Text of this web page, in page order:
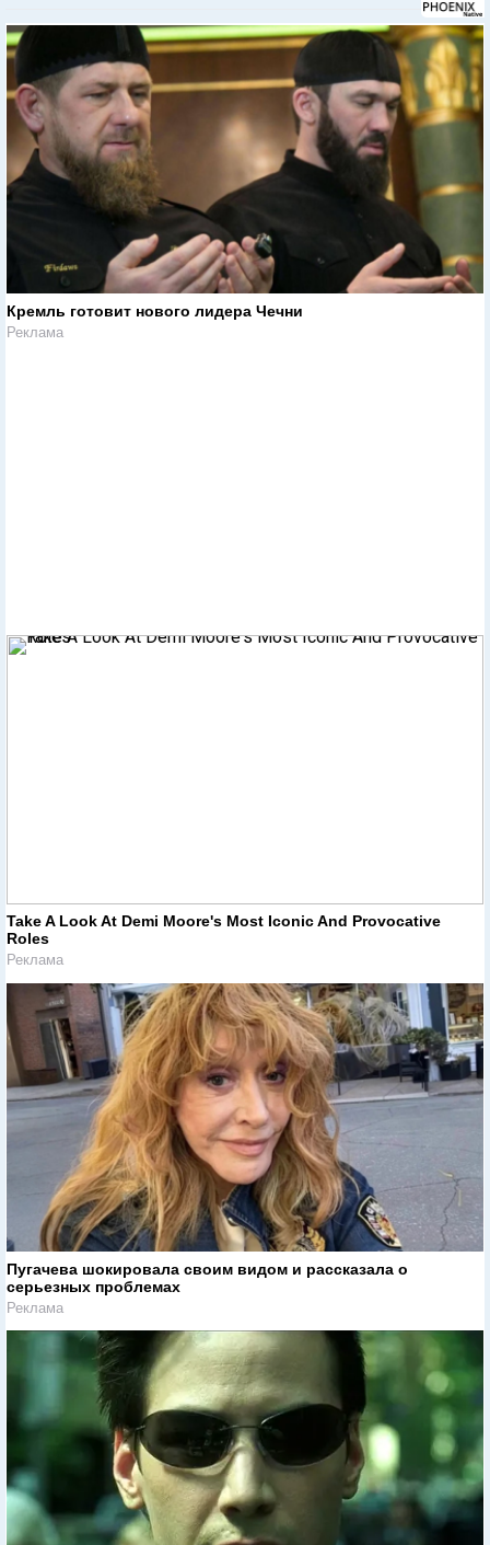
Кремль готовит нового лидера Чечни
Реклама
Take A Look At Demi Moore's Most Iconic And Provocative
Roles
Реклама
Пугачева шокировала своим видом и рассказала о
серьезных проблемах
Реклама